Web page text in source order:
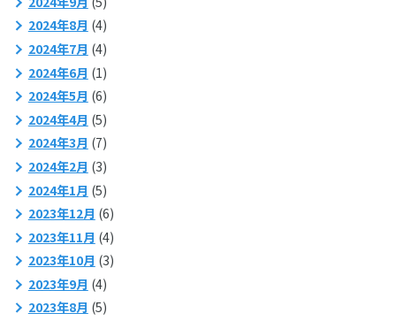
2024年8月 (4)
2024年7月 (4)
2024年6月 (1)
2024年5月 (6)
2024年4月 (5)
2024年3月 (7)
2024年2月 (3)
2024年1月 (5)
2023年12月 (6)
2023年11月 (4)
2023年10月 (3)
2023年9月 (4)
2023年8月 (5)